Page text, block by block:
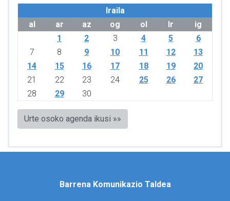
Iraila
al
ar az og ol lr
ig
1
2 3 4 5
6
7
8 9 10 11 12
13
14
15 16 17 18 19
20
21
22 23 24 25 26
27
28
29 30
Urte osoko agenda ikusi »»
Barrena Komunikazio Taldea